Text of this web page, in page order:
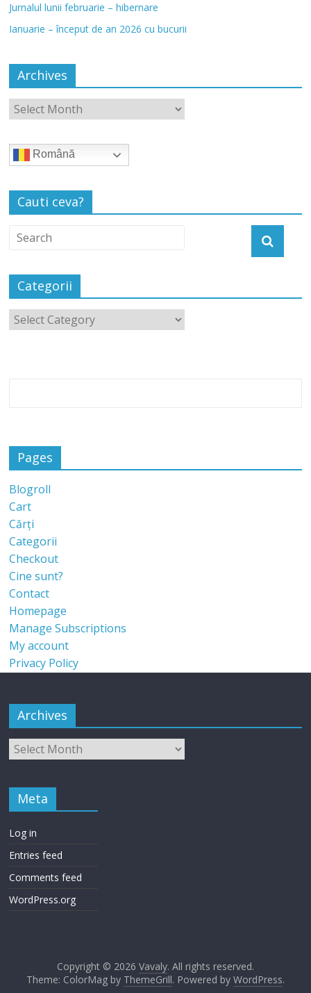
Jurnalul lunii februarie – hibernare
Ianuarie – început de an 2026 cu bucurii
Archives
Română
Cauti ceva?
Categorii
Pages
Blogroll
Cart
Cărți
Categorii
Checkout
Cine sunt?
Contact
Homepage
Manage Subscriptions
My account
Privacy Policy
Archives
Meta
Log in
Entries feed
Comments feed
WordPress.org
Copyright © 2026 Vavaly. All rights reserved.
Theme: ColorMag by ThemeGrill. Powered by WordPress.